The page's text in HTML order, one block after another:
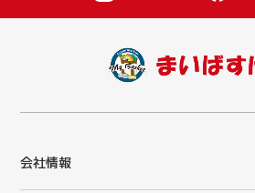
会社情報